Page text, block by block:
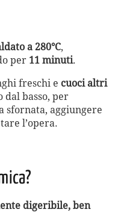
a 280°C,
per 11 minuti.
freschi e cuoci altri
dal basso, per
sfornata, aggiungere
l’opera.
digeribile, ben